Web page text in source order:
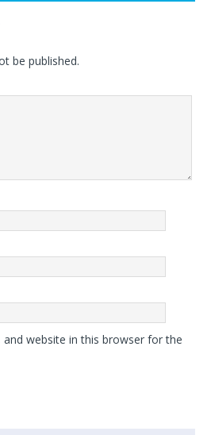
be published.
and website in this browser for the